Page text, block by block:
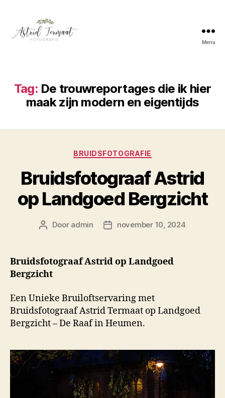
Menu
Tag: De trouwreportages die ik hier
maak zijn modern en eigentijds
Categorieën
BRUIDSFOTOGRAFIE
Bruidsfotograaf Astrid
op Landgoed Bergzicht
Berichtauteur
Door admin Berichtdatum
november 10, 2024
Bruidsfotograaf Astrid op Landgoed
Bergzicht
Een Unieke Bruiloftservaring met
Bruidsfotograaf Astrid Termaat op Landgoed
Bergzicht – De Raaf in Heumen.